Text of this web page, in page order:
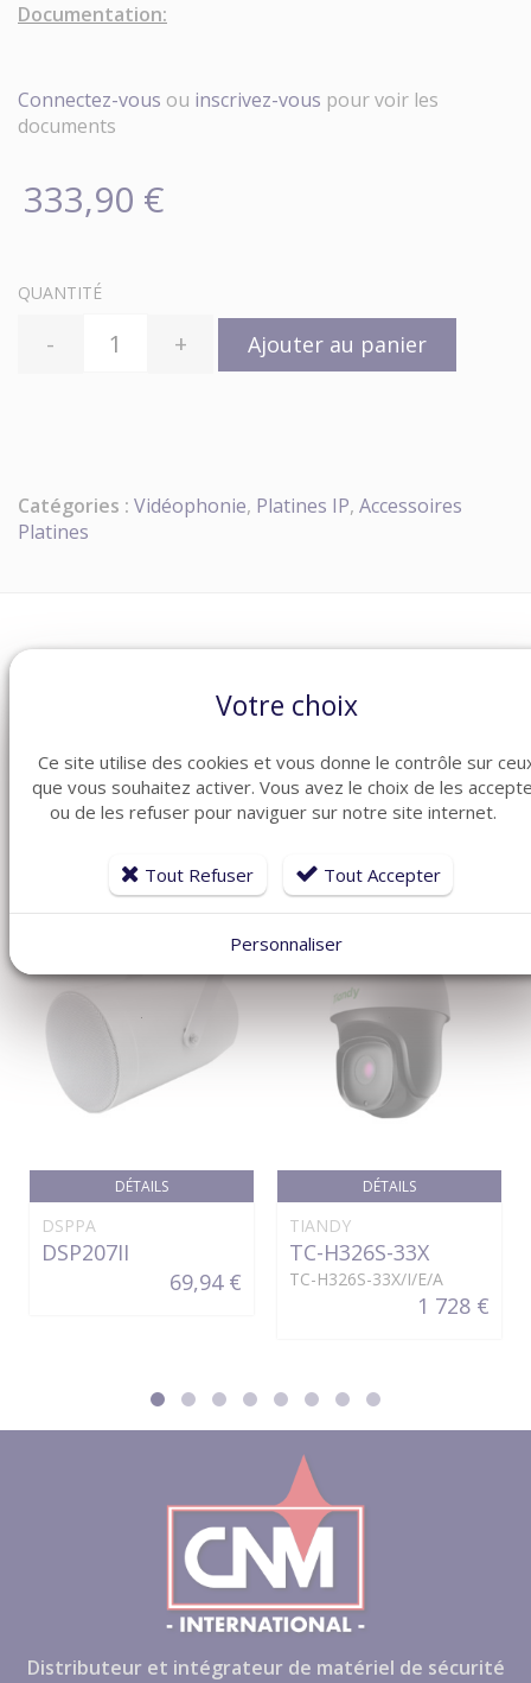
Documentation:
Connectez-vous ou inscrivez-vous pour voir les
documents
333,90 €
QUANTITÉ
- + Ajouter au panier
Catégories : Vidéophonie, Platines IP, Accessoires
Platines
Dans la même famille de produits ménagers, découvrez
également ces produits plébiscités par nos clients
DÉTAILS
DSPPA
DSP207II
69,94 €
DÉTAILS
TIANDY
TC-H326S-33X
TC-H326S-33X/I/E/A
1 728 €
Distributeur et intégrateur de matériel de sécurité
Votre choix
Ce site utilise des cookies et vous donne le contrôle sur
que vous souhaitez activer. Vous avez le choix de les
ou de les refuser pour naviguer sur notre site internet.
Tout Refuser Tout Accepter
Personnaliser